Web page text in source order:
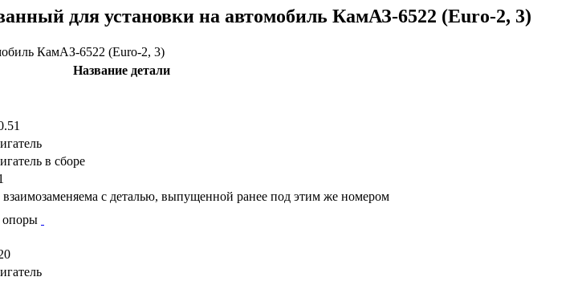
для установки на автомобиль КамАЗ-6522 (Euro-2, 3)
Название детали
в сборе
с деталью, выпущенной ранее под этим же номером